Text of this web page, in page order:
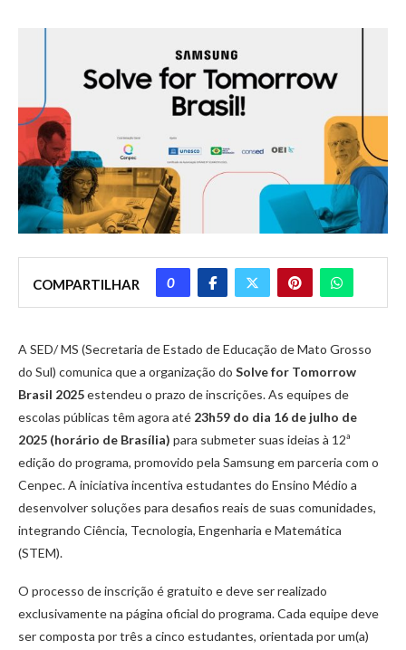
COMPARTILHAR 0
A SED/ MS (Secretaria de Estado de Educação de Mato Grosso
do Sul) comunica que a organização do Solve for Tomorrow
Brasil 2025estendeu o prazo de inscrições. As equipes de
escolas públicas têm agora até 23h59 do dia 16 de julho de
2025 (horário de Brasília) para submeter suas ideias à 12ª
edição do programa, promovido pela Samsung em parceria com o
Cenpec. A iniciativa incentiva estudantes do Ensino Médio a
desenvolver soluções para desafios reais de suas comunidades,
integrando Ciência, Tecnologia, Engenharia e Matemática
(STEM).
O processo de inscrição é gratuito e deve ser realizado
exclusivamente na página oficial do programa. Cada equipe deve
ser composta por três a cinco estudantes, orientada por um(a)